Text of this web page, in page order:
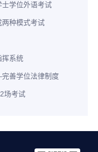
学位外语考试
种模式考试
系统
善学位法律制度
场考试